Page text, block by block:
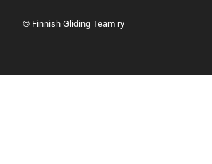
© Finnish Gliding Team ry